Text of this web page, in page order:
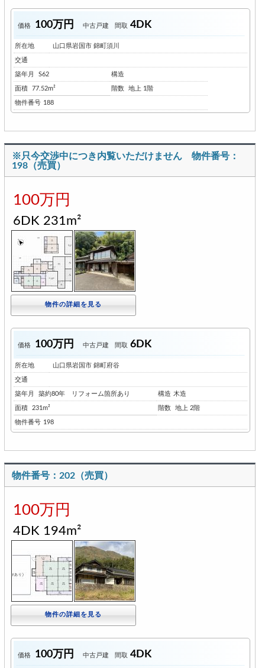
価格 100万円 中古戸建 間取 4DK
所在地 山口県岩国市 錦町須川
交通
築年月 S62 構造
面積 77.52m² 階数 地上 1階
物件番号 188
※只今交渉中につき内覧いただけません 物件番号：
198（売買）
100万円
6DK 231m²
物件の詳細を見る
価格 100万円 中古戸建 間取 6DK
所在地 山口県岩国市 錦町府谷
交通
築年月 築約80年 リフォーム箇所あり 構造 木造
面積 231m² 階数 地上 2階
物件番号 198
物件番号：202（売買）
100万円
4DK 194m²
物件の詳細を見る
価格 100万円 中古戸建 間取 4DK